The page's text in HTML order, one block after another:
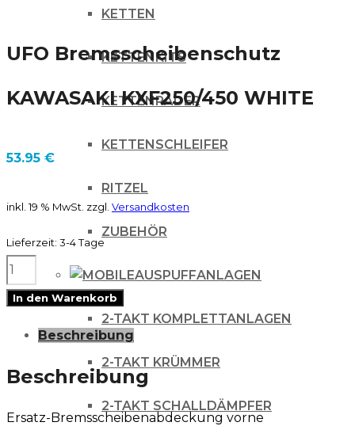
KETTEN
KETTENKITS
KETTENRÄDER
KETTENSCHLEIFER
RITZEL
ZUBEHÖR
AUSPUFFANLAGEN
2-TAKT KOMPLETTANLAGEN
2-TAKT KRÜMMER
2-TAKT SCHALLDÄMPFER
UFO Bremsscheibenschutz
KAWASAKI KXF250/450 WHITE
53.95 €
inkl. 19 % MwSt. zzgl. Versandkosten
Lieferzeit: 3-4 Tage
UFO
Bremsscheibenschutz
KXF250/450
WHITE
In den Warenkorb
Beschreibung
Beschreibung
Ersatz-Bremsscheibenabdeckung vorne